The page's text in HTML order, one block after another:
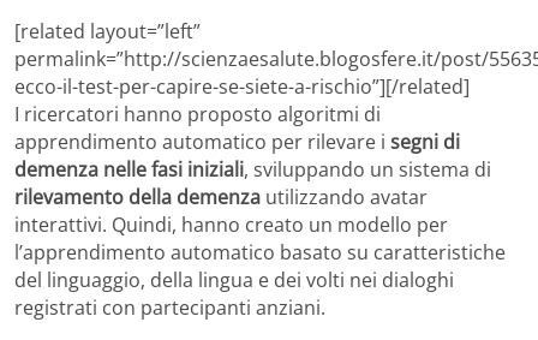
[related layout=”left”
permalink=”http://scienzaesalute.blogosfere.it/post/
ecco-il-test-per-capire-se-siete-a-rischio”][/related]
I ricercatori hanno proposto algoritmi di
apprendimento automatico per rilevare i segni di
demenza nelle fasi iniziali, sviluppando un sistema di
rilevamento della demenza utilizzando avatar
interattivi. Quindi, hanno creato un modello per
l’apprendimento automatico basato su caratteristiche
del linguaggio, della lingua e dei volti nei dialoghi
registrati con partecipanti anziani.